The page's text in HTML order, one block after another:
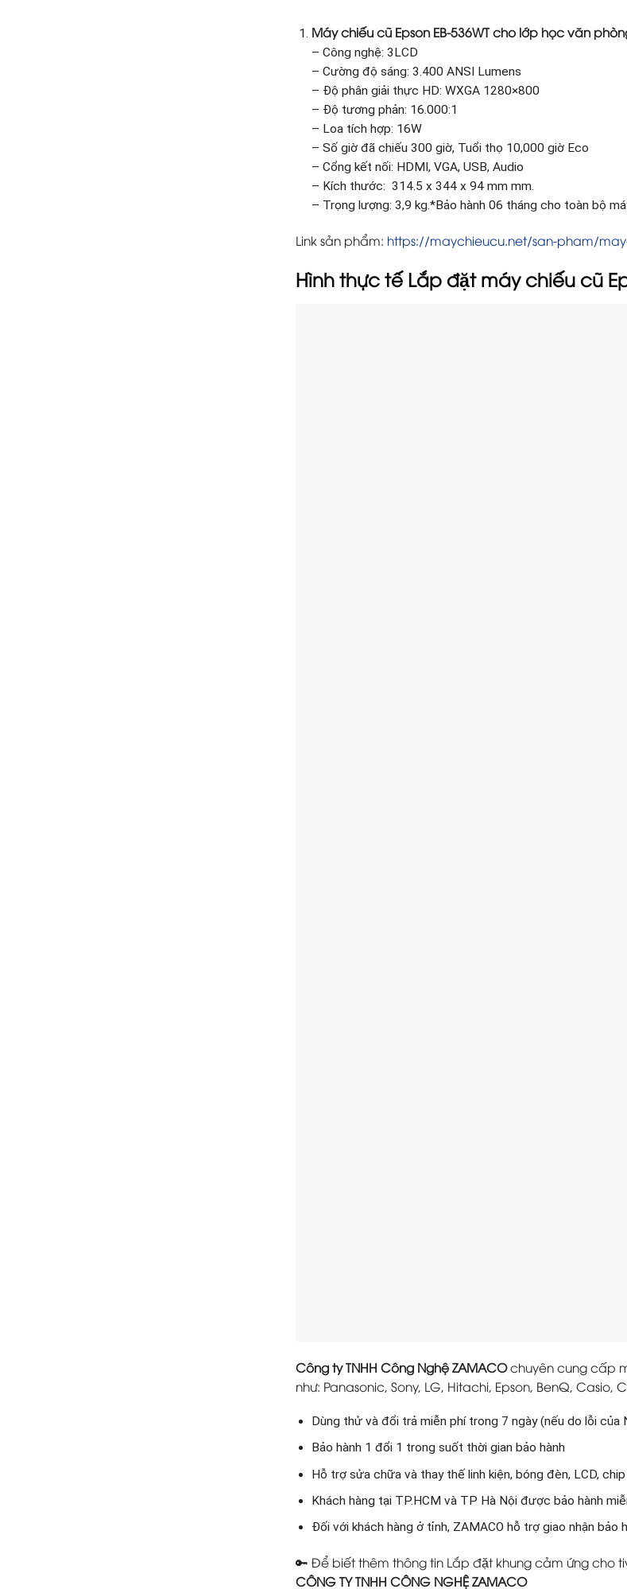
Máy chiếu cũ Epson EB-536WT cho lớp học văn
– Công nghệ: 3LCD
– Cường độ sáng: 3.400 ANSI Lumens
– Độ phân giải thực HD: WXGA 1280×800
– Độ tương phản: 16.000:1
– Loa tích hợp: 16W
– Số giờ đã chiếu 300 giờ, Tuổi thọ 10,000 giờ Eco
– Cổng kết nối: HDMI, VGA, USB, Audio
– Kích thước: 314.5 x 344 x 94 mm mm.
– Trọng lượng: 3,9 kg.*Bảo hành 06 tháng cho toàn bộ
Link sản phẩm: https://maychieucu.net/san-pham/
Hình thực tế Lắp đặt máy chiếu cũ
Công ty TNHH Công Nghệ ZAMACOchuyên cung cấp
như: Panasonic, Sony, LG, Hitachi, Epson, BenQ, Casio,
Dùng thử và đổi trả miễn phí trong 7 ngày (nếu do lỗi của
Bảo hành 1 đổi 1 trong suốt thời gian bảo hành
Hỗ trợ sửa chữa và thay thế linh kiện, bóng đèn, LCD,
Khách hàng tại TP.HCM và TP Hà Nội được bảo hành
Đối với khách hàng ở tỉnh, ZAMACO hỗ trợ giao nhận
🔑 Để biết thêm thông tin Lắp đặt khung cảm ứng cho
CÔNG TY TNHH CÔNG NGHỆ ZAMACO